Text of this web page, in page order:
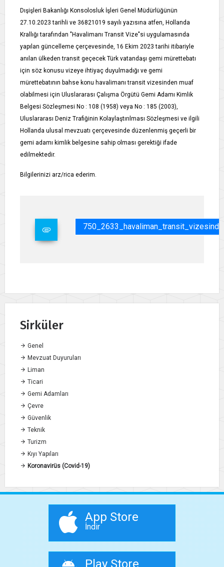
Dışişleri Bakanlığı Konsolosluk İşleri Genel Müdürlüğünün
27.10.2023 tarihli ve 36821019 sayılı yazısına atfen, Hollanda
Krallığı tarafından "Havalimanı Transit Vize"si uygulamasında
yapılan güncelleme çerçevesinde, 16 Ekim 2023 tarihi itibariyle
anılan ülkeden transit geçecek Türk vatandaşı gemi mürettebatı
için söz konusu vizeye ihtiyaç duyulmadığı ve gemi
mürettebatının bahse konu havalimanı transit vizesinden muaf
olabilmesi için Uluslararası Çalışma Örgütü Gemi Adamı Kimlik
Belgesi Sözleşmesi No : 108 (1958) veya No : 185 (2003),
Uluslararası Deniz Trafiğinin Kolaylaştırılması Sözleşmesi ve ilgili
Hollanda ulusal mevzuatı çerçevesinde düzenlenmiş geçerli bir
gemi adamı kimlik belgesine sahip olması gerektiği ifade
edilmektedir.
Bilgilerinizi arz/rica ederim.
Sirküler
Genel
Mevzuat Duyuruları
Liman
Ticari
Gemi Adamları
Çevre
Güvenlik
Teknik
Turizm
Kıyı Yapıları
Koronavirüs (Covid-19)
App Store
İndir
Play Store